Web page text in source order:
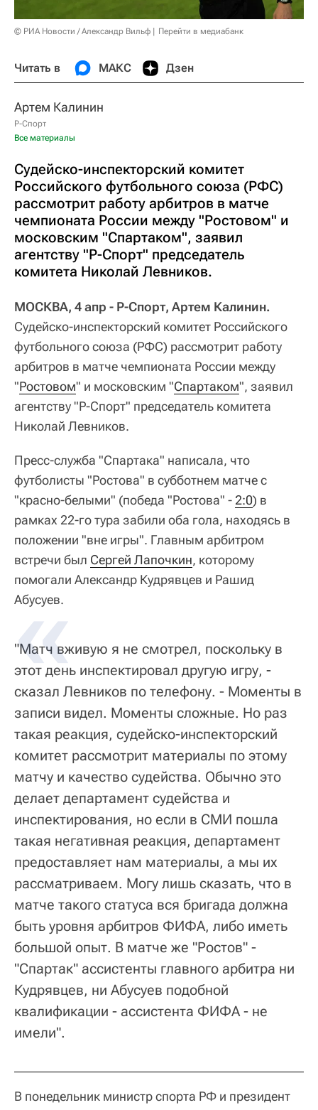
© РИА Новости / Александр Вильф Перейти в медиабанк
Читать в МАКС Дзен
Артем Калинин
Р-Спорт
Все материалы
Судейско-инспекторский комитет
Российского футбольного союза (РФС)
рассмотрит работу арбитров в матче
чемпионата России между "Ростовом" и
московским "Спартаком", заявил
агентству "Р-Спорт" председатель
комитета Николай Левников.
МОСКВА, 4 апр - Р-Спорт, Артем Калинин.
Судейско-инспекторский комитет Российского
футбольного союза (РФС) рассмотрит работу
арбитров в матче чемпионата России между
"Ростовом" и московским "Спартаком", заявил
агентству "Р-Спорт" председатель комитета
Николай Левников.
Пресс-служба "Спартака" написала, что
футболисты "Ростова" в субботнем матче с
"красно-белыми" (победа "Ростова" - 2:0) в
рамках 22-го тура забили оба гола, находясь в
положении "вне игры". Главным арбитром
встречи был Сергей Лапочкин, которому
помогали Александр Кудрявцев и Рашид
Абусуев.
"Матч вживую я не смотрел, поскольку в
этот день инспектировал другую игру, -
сказал Левников по телефону. - Моменты в
записи видел. Моменты сложные. Но раз
такая реакция, судейско-инспекторский
комитет рассмотрит материалы по этому
матчу и качество судейства. Обычно это
делает департамент судейства и
инспектирования, но если в СМИ пошла
такая негативная реакция, департамент
предоставляет нам материалы, а мы их
рассматриваем. Могу лишь сказать, что в
матче такого статуса вся бригада должна
быть уровня арбитров ФИФА, либо иметь
большой опыт. В матче же "Ростов" -
"Спартак" ассистенты главного арбитра ни
Кудрявцев, ни Абусуев подобной
квалификации - ассистента ФИФА - не
имели".
В понедельник министр спорта РФ и президент